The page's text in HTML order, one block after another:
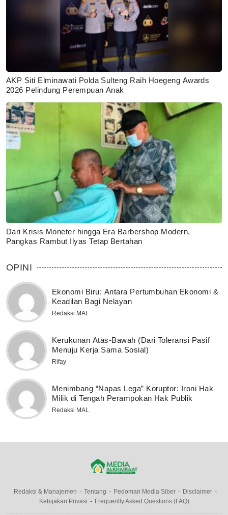
AKP Siti Elminawati Polda Sulteng Raih Hoegeng Awards
2026 Pelindung Perempuan Anak
Dari Krisis Moneter hingga Era Barbershop Modern,
Pangkas Rambut Ilyas Tetap Bertahan
OPINI
Ekonomi Biru: Antara Pertumbuhan Ekonomi &
Keadilan Bagi Nelayan
Redaksi MAL
Kerukunan Atas-Bawah (Dari Toleransi Pasif
Menuju Kerja Sama Sosial)
Rifay
Menimbang “Napas Lega” Koruptor: Ironi Hak
Milik di Tengah Perampokan Hak Publik
Redaksi MAL
Redaksi & Manajemen Tentang Pedoman Media Siber
Disclaimer
Kebijakan Privasi
Frequently Asked Questions (FAQ)